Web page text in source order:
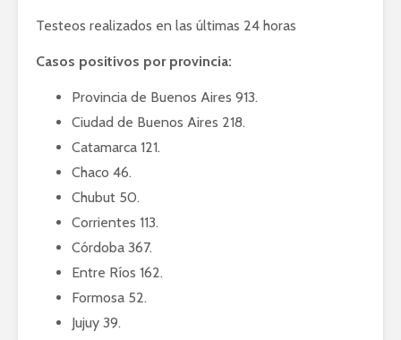
Testeos realizados en las últimas 24 horas
Casos positivos por provincia:
Provincia de Buenos Aires 913.
Ciudad de Buenos Aires 218.
Catamarca 121.
Chaco 46.
Chubut 50.
Corrientes 113.
Córdoba 367.
Entre Ríos 162.
Formosa 52.
Jujuy 39.